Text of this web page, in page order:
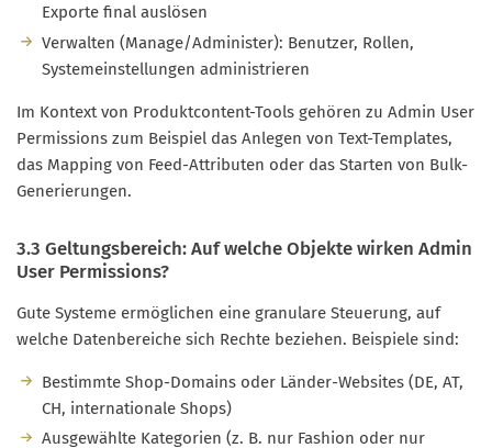
Exporte final auslösen
Verwalten (Manage/Administer): Benutzer, Rollen,
Systemeinstellungen administrieren
Im Kontext von Produktcontent-Tools gehören zu Admin User
Permissions zum Beispiel das Anlegen von Text-Templates,
das Mapping von Feed-Attributen oder das Starten von Bulk-
Generierungen.
3.3 Geltungsbereich: Auf welche Objekte wirken Admin
User Permissions?
Gute Systeme ermöglichen eine granulare Steuerung, auf
welche Datenbereiche sich Rechte beziehen. Beispiele sind:
Bestimmte Shop-Domains oder Länder-Websites (DE, AT,
CH, internationale Shops)
Ausgewählte Kategorien (z. B. nur Fashion oder nur